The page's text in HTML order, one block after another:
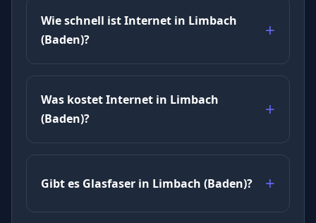
Wie schnell ist Internet in Limbach
(Baden)?
Was kostet Internet in Limbach
(Baden)?
Gibt es Glasfaser in Limbach (Baden)?